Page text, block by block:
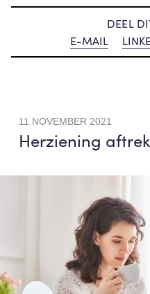
DEEL
E-MAIL
11 NOVEMBER 2021
Herziening